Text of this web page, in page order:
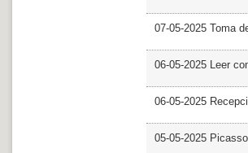
07-05-2025 Toma
06-05-2025 Leer
06-05-2025
05-05-2025